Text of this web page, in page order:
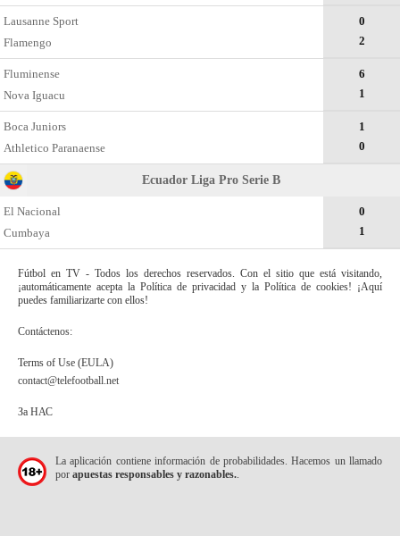
Lausanne Sport
Flamengo
0
2
Fluminense
Nova Iguacu
6
1
Boca Juniors
Athletico Paranaense
1
0
Ecuador Liga Pro Serie B
El Nacional
Cumbaya
0
1
Fútbol en TV - Todos los derechos reservados. Con el sitio que está visitando,
¡automáticamente acepta la Política de privacidad y la Política de cookies! ¡Aquí
puedes familiarizarte con ellos!
Contáctenos:
Terms of Use (EULA)
contact@telefootball.net
За НАС
La aplicación contiene información de probabilidades. Hacemos un llamado
por apuestas responsables y razonables..